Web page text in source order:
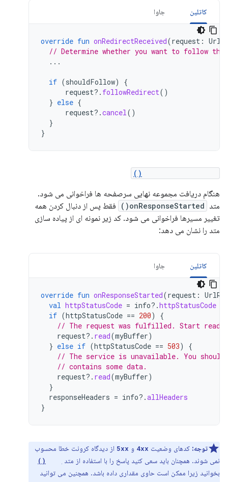
کاتلین جاوا
override fun onRedirectReceived(request :
// Determine whether you want to follow
...
if (shouldFollow)
{
request?. followRedirect()
} else {
request?.cancel()
}
}
هنگام دریافت مجموعه نهایی سرصفحه ها فراخوانی می شود.
متد onResponseStarted()
فقط پس از دنبال کردن همه
تغییر مسیرها فراخوانی می شود. کد زیر نمونه ای از پیاده سازی
متد را نشان می دهد:
کاتلین جاوا
override fun onResponseStarted(request :
val httpStatusCode = info?.httpStatusCode
if (httpStatusCode == 200)
{
// The request was fulfilled. Start
request?. read(myBuffer)
} else if (httpStatusCode == 503)
{
// The service is unavailable. You
// contains some data.
request?. read(myBuffer)
}
responseHeaders = info?.allHeaders
}
توجه: کدهای وضعیت 4xx و 5xx از دیدگاه کرونت خطا محسوب
نمی شوند. همچنان باید سعی کنید پاسخ را با استفاده از متد
بخوانید زیرا ممکن است حاوی مقداری داده باشد. همچنین می توانید